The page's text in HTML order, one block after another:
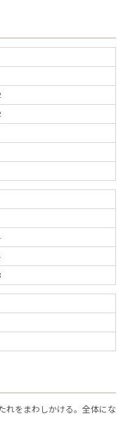
れをまわしかける。全体にな